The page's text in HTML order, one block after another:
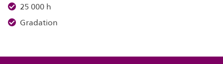
25 000 h
Gradation